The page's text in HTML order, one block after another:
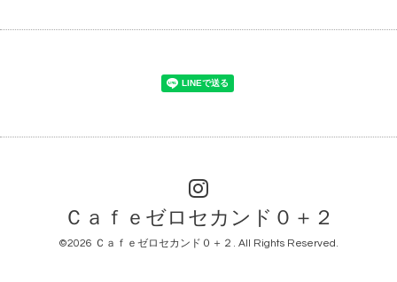
Ｃａｆｅゼロセカンド０＋２
©2026 Ｃａｆｅゼロセカンド０＋２ . All Rights Reserved.